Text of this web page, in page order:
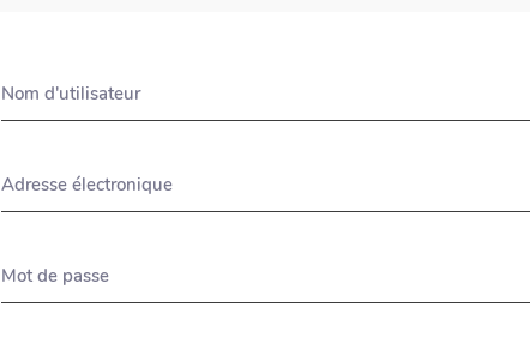
Nom d'utilisateur
Adresse électronique
Mot de passe